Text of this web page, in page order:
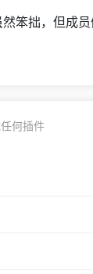
拙，但成员
何插件